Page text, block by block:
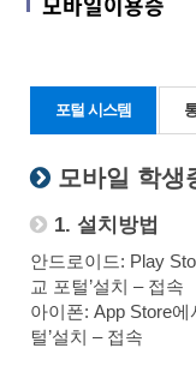
포털 시스템
모바일 학생
1. 설치방법
안드로이드: Play
교 포털’설치 – 접속
아이폰: App Store에
털’설치 – 접속